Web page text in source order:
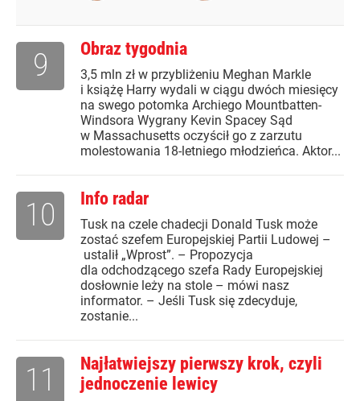
Obraz tygodnia
3,5 mln zł w przybliżeniu Meghan Markle
i książę Harry wydali w ciągu dwóch miesięcy
na swego potomka Archiego Mountbatten-
Windsora Wygrany Kevin Spacey Sąd
w Massachusetts oczyścił go z zarzutu
molestowania 18-letniego młodzieńca. Aktor...
9
Info radar
Tusk na czele chadecji Donald Tusk może
zostać szefem Europejskiej Partii Ludowej –
ustalił „Wprost”. – Propozycja
dla odchodzącego szefa Rady Europejskiej
dosłownie leży na stole – mówi nasz
informator. – Jeśli Tusk się zdecyduje,
zostanie...
10
Najłatwiejszy pierwszy krok, czyli
jednoczenie lewicy
11